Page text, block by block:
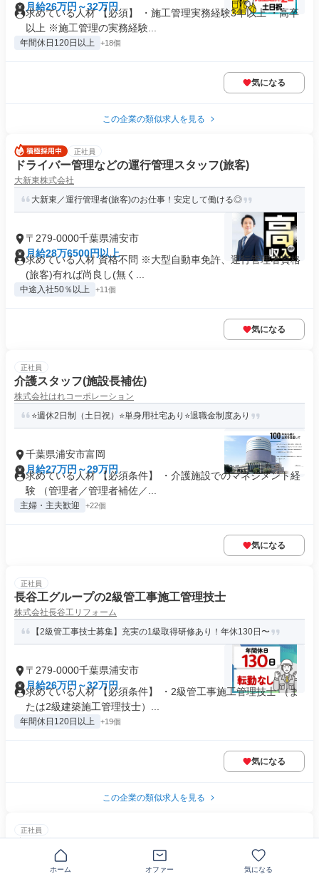
月給26万円～32万円
求めている人材 【必須】 ・施工管理実務経験3年以上 ・高卒
以上 ※施工管理の実務経験...
年間休日120日以上 +18個
気になる
この企業の類似求人を見る
正社員
ドライバー管理などの運行管理スタッフ(旅客)
大新東株式会社
大新東／運行管理者(旅客)のお仕事！安定して働ける◎
〒279-0000千葉県浦安市
月給28万6500円以上
求めている人材 資格不問 ※大型自動車免許、運行管理者資格
(旅客)有れば尚良し(無く...
中途入社50％以上 +11個
気になる
正社員
介護スタッフ(施設長補佐)
株式会社はれコーポレーション
⭐️週休2日制（土日祝）⭐️単身用社宅あり⭐️退職金制度あり
千葉県浦安市富岡
月給27万円～29万円
求めている人材 【必須条件】 ・介護施設でのマネジメント経
験 （管理者／管理者補佐／...
主婦・主夫歓迎 +22個
気になる
正社員
長谷工グループの2級管工事施工管理技士
株式会社長谷工リフォーム
【2級管工事技士募集】充実の1級取得研修あり！年休130日〜
〒279-0000千葉県浦安市
月給26万円～32万円
求めている人材 【必須条件】 ・2級管工事施工管理技士 （ま
たは2級建築施工管理技士）...
年間休日120日以上 +19個
気になる
この企業の類似求人を見る
正社員
日本レストランシステム株式会社
ホーム オファー 気になる